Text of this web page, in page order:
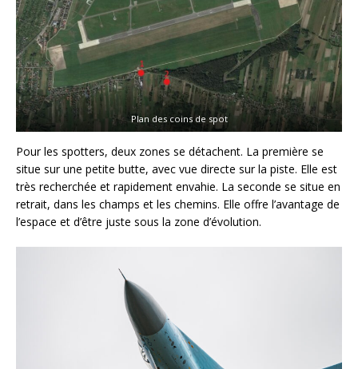
Plan des coins de spot
Pour les spotters, deux zones se détachent. La première se
situe sur une petite butte, avec vue directe sur la piste. Elle est
très recherchée et rapidement envahie. La seconde se situe en
retrait, dans les champs et les chemins. Elle offre l’avantage de
l’espace et d’être juste sous la zone d’évolution.